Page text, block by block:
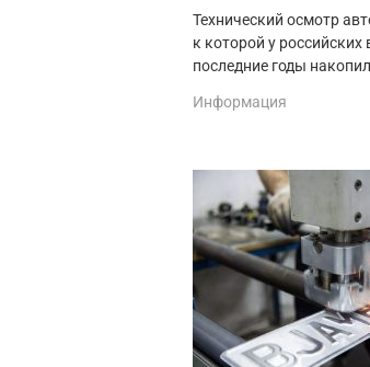
Технический осмотр
к которой у российских
последние годы
Информация